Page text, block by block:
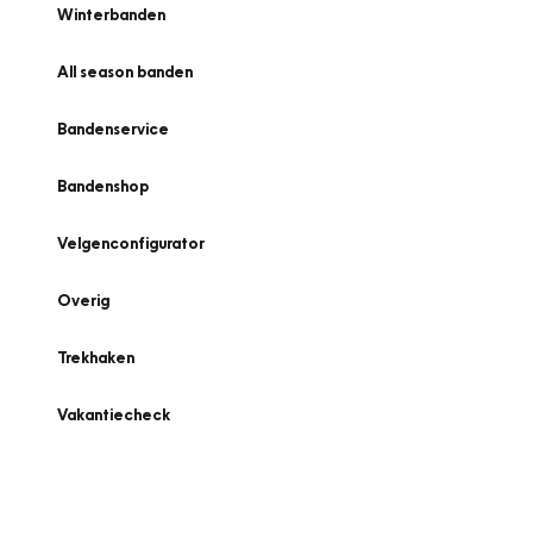
Winterbanden
All season banden
Bandenservice
Bandenshop
Velgenconfigurator
Overig
Trekhaken
Vakantiecheck